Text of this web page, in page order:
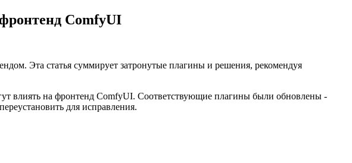
ComfyUI
Эта статья суммирует затронутые плагины и решения, рекомендуя
влиять на фронтенд ComfyUI. Соответствующие плагины были обновлены -
для исправления.